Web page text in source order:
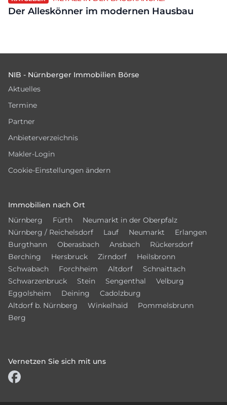
Der Alleskönner im modernen Hausbau
NIB - Nürnberger Immobilien Börse
Aktuelles
Termine
Partner
Anbieterverzeichnis
Makler-Login
Cookie-Einstellungen ändern
Immobilien nach Ort
Nürnberg
Fürth
Neumarkt in der Oberpfalz
Nürnberg / Reichelsdorf
Lauf Neumarkt
Erlangen
Burgthann
Oberasbach Ansbach
Rückersdorf
Berching
Hersbruck Zirndorf
Heilsbronn
Schwabach
Forchheim Altdorf
Schnaittach
Schwarzenbruck
Stein Sengenthal
Velburg
Eggolsheim
Deining
Cadolzburg
Altdorf b. Nürnberg
Winkelhaid
Pommelsbrunn
Berg
Vernetzen Sie sich mit uns